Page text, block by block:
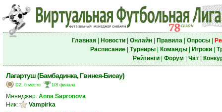
Главная| Новости| Онлайн| Правила| Опросы|
Расписание| Турниры| Команды| Игроки|
Рейтинги| Форум Чат|
Лагартуш (Бамбадинка, Гвинея-Бисау)
D2, 6 место 1/8 финала
Менеджер: Anna Sapronova
Ник:
Vampirka